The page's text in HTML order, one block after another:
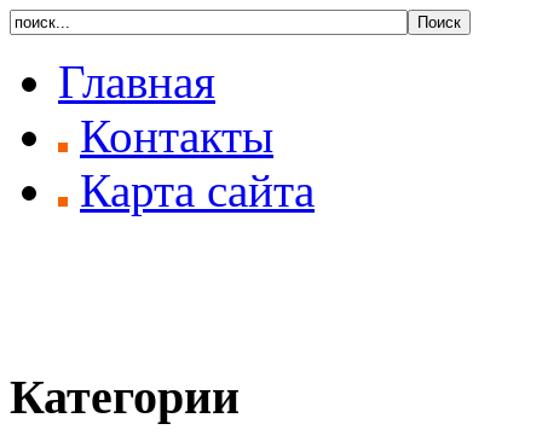
Главная
Контакты
Карта сайта
Категории